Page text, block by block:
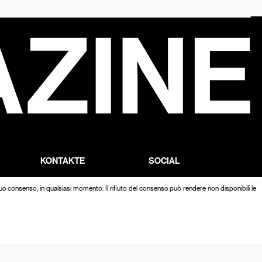
AN
KONTAKTE
SCHREIBEN SIE UNS
SOCIAL
FACEBOOK
consenso, in qualsiasi momento. Il rifiuto del consenso può rendere non disponibili le